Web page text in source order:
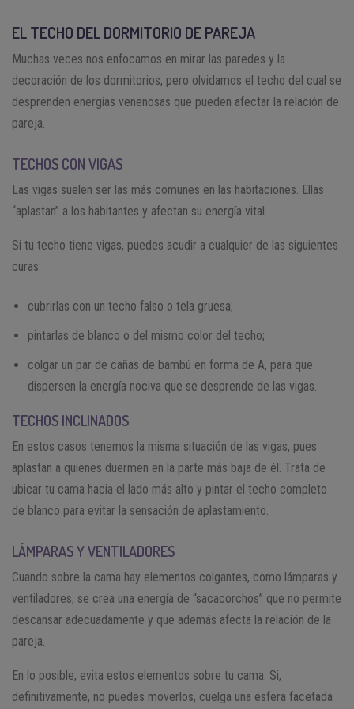
EL TECHO DEL DORMITORIO DE PAREJA
Muchas veces nos enfocamos en mirar las paredes y la
decoración de los dormitorios, pero olvidamos el techo del cual se
desprenden energías venenosas que pueden afectar la relación de
pareja.
TECHOS CON VIGAS
Las vigas suelen ser las más comunes en las habitaciones. Ellas
“aplastan” a los habitantes y afectan su energía vital.
Si tu techo tiene vigas, puedes acudir a cualquier de las siguientes
curas:
cubrirlas con un techo falso o tela gruesa;
pintarlas de blanco o del mismo color del techo;
colgar un par de cañas de bambú en forma de A, para que
dispersen la energía nociva que se desprende de las vigas.
TECHOS INCLINADOS
En estos casos tenemos la misma situación de las vigas, pues
aplastan a quienes duermen en la parte más baja de él. Trata de
ubicar tu cama hacia el lado más alto y pintar el techo completo
de blanco para evitar la sensación de aplastamiento.
LÁMPARAS Y VENTILADORES
Cuando sobre la cama hay elementos colgantes, como lámparas y
ventiladores, se crea una energía de “sacacorchos” que no permite
descansar adecuadamente y que además afecta la relación de la
pareja.
En lo posible, evita estos elementos sobre tu cama. Si,
definitivamente, no puedes moverlos, cuelga una esfera facetada